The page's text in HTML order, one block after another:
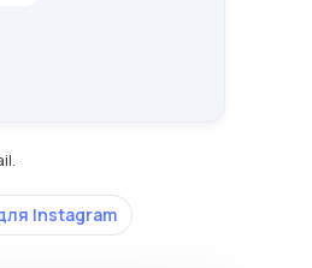
Instagram